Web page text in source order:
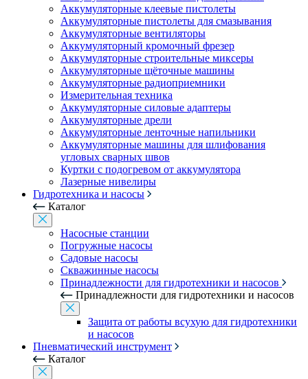
Аккумуляторные клеевые пистолеты
Аккумуляторные пистолеты для смазывания
Аккумуляторные вентиляторы
Аккумуляторный кромочный фрезер
Аккумуляторные строительные миксеры
Аккумуляторные щёточные машины
Аккумуляторные радиоприемники
Измерительная техника
Аккумуляторные силовые адаптеры
Аккумуляторные дрели
Аккумуляторные ленточные напильники
Аккумуляторные машины для шлифования
угловых сварных швов
Куртки с подогревом от аккумулятора
Лазерные нивелиры
Гидротехника и насосы
Каталог
Насосные станции
Погружные насосы
Садовые насосы
Скважинные насосы
Принадлежности для гидротехники и насосов
Принадлежности для гидротехники и насосов
Защита от работы всухую для гидротехники
и насосов
Пневматический инструмент
Каталог